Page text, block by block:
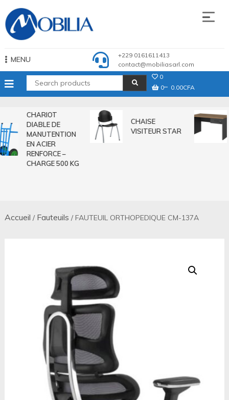
to
content
Mobilia Sarl
MENU
+229 0161611413
contact@mobiliasarl.com
0
0
0.00CFA
CHARIOT
DIABLE DE
MANUTENTION
EN ACIER
RENFORCE –
CHARGE 500 KG
CHAISE
VISITEUR STAR
Accueil / Fauteuils / FAUTEUIL ORTHOPEDIQUE CM-137A